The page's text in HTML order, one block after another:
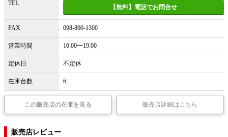
TEL
【無料】電話でお問合せ
FAX 098-800-1300
営業時間 10:00〜19:00
定休日 不定休
在庫台数 6
この販売店の在庫を見る 販売店詳細はこちら
販売店レビュー